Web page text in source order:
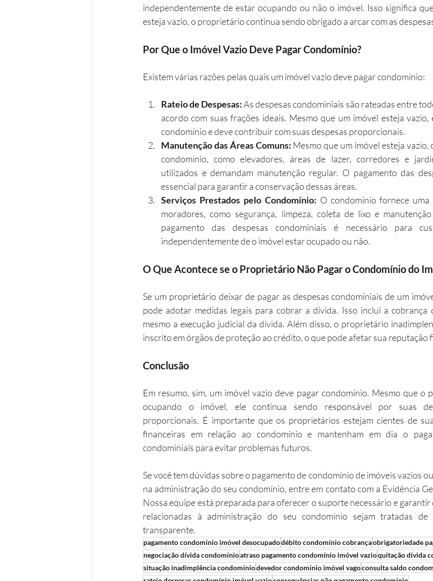
independentemente de estar ocupando ou não o imóvel. Isso significa
esteja vazio, o proprietário continua sendo obrigado a arcar com as
Por Que o Imóvel Vazio Deve Pagar Condomínio?
Existem várias razões pelas quais um imóvel vazio deve pagar condomínio:
Rateio de Despesas: As despesas condominiais são rateadas entre
acordo com suas frações ideais. Mesmo que um imóvel esteja
condomínio e deve contribuir com suas despesas proporcionais.
Manutenção das Áreas Comuns: Mesmo que um imóvel esteja vazio,
condomínio, como elevadores, áreas de lazer, corredores e
utilizados e demandam manutenção regular. O pagamento das
essencial para garantir a conservação dessas áreas.
Serviços Prestados pelo Condomínio: O condomínio fornece
moradores, como segurança, limpeza, coleta de lixo e
pagamento das despesas condominiais é necessário para
independentemente de o imóvel estar ocupado ou não.
O Que Acontece se o Proprietário Não Pagar o Condomínio do
Se um proprietário deixar de pagar as despesas condominiais de um
pode adotar medidas legais para cobrar a dívida. Isso inclui a cobrança
mesmo a execução judicial da dívida. Além disso, o proprietário
inscrito em órgãos de proteção ao crédito, o que pode afetar sua reputação
Conclusão
Em resumo, sim, um imóvel vazio deve pagar condomínio. Mesmo que o
ocupando o imóvel, ele continua sendo responsável por suas
proporcionais. É importante que os proprietários estejam cientes de
financeiras em relação ao condomínio e mantenham em dia o
condominiais para evitar problemas futuros.
Se você tem dúvidas sobre o pagamento de condomínio de imóveis vazios
na administração do seu condomínio, entre em contato com a Evidência
Nossa equipe está preparada para oferecer o suporte necessário e garantir
relacionadas à administração do seu condomínio sejam tratadas
transparente.
pagamento condomínio imóvel desocupadodébito condomínio cobrançaobrigatoriedade
negociação dívida condomínioatraso pagamento condomínio imóvel vazioquitação dívida
situação inadimplência condomíniodevedor condomínio imóvel vagoconsulta saldo